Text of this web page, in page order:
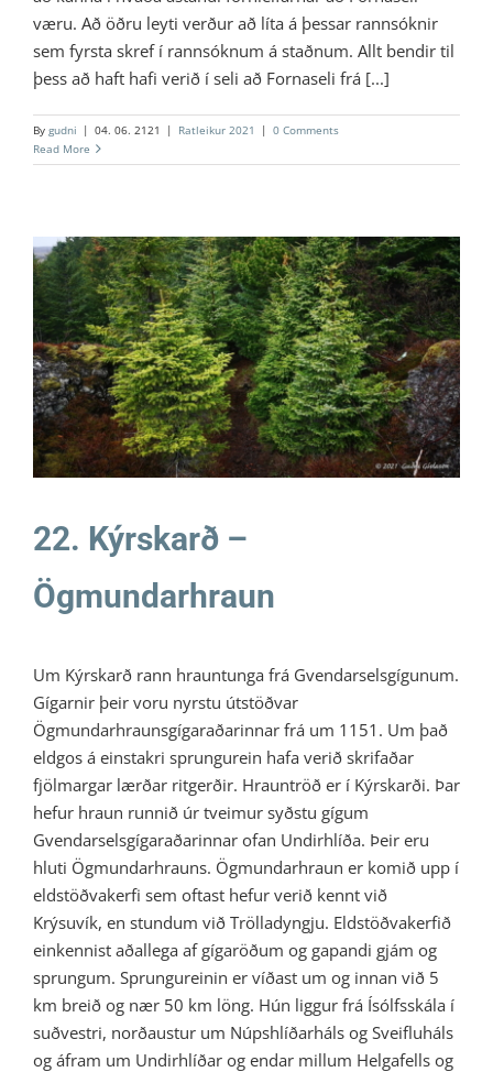
væru. Að öðru leyti verður að líta á þessar rannsóknir
sem fyrsta skref í rannsóknum á staðnum. Allt bendir til
þess að haft hafi verið í seli að Fornaseli frá [...]
By gudni | 04. 06. 2121 | Ratleikur 2021 | 0 Comments
Read More
22. Kýrskarð – Ögmundarhraun
Ratleikur 2021
22. Kýrskarð –
Ögmundarhraun
Um Kýrskarð rann hrauntunga frá Gvendarselsgígunum.
Gígarnir þeir voru nyrstu útstöðvar
Ögmundarhraunsgígaraðarinnar frá um 1151. Um það
eldgos á einstakri sprungurein hafa verið skrifaðar
fjölmargar lærðar ritgerðir. Hrauntröð er í Kýrskarði. Þar
hefur hraun runnið úr tveimur syðstu gígum
Gvendarselsgígaraðarinnar ofan Undirhlíða. Þeir eru
hluti Ögmundarhrauns. Ögmundarhraun er komið upp í
eldstöðvakerfi sem oftast hefur verið kennt við
Krýsuvík, en stundum við Trölladyngju. Eldstöðvakerfið
einkennist aðallega af gígaröðum og gapandi gjám og
sprungum. Sprungureinin er víðast um og innan við 5
km breið og nær 50 km löng. Hún liggur frá Ísólfsskála í
suðvestri, norðaustur um Núpshlíðarháls og Sveifluháls
og áfram um Undirhlíðar og endar millum Helgafells og